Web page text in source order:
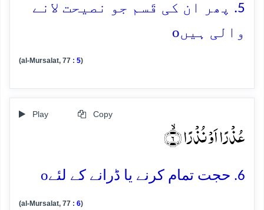
5. پھر ان کی قَسم جو نصیحت لانے
والی ہیںo
(al-Mursalat, 77 : 5)
Play Copy
عُذۡرًا اَوۡ نُذۡرًا ۙ﴿۶﴾
6. حجت تمام کرنے یا ڈرانے کے لئے o
(al-Mursalat, 77 : 6)